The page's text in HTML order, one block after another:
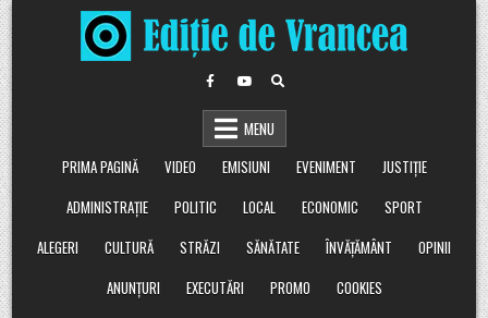
Skip
to
content
MENU
PRIMA PAGINĂ
VIDEO EMISIUNI EVENIMENT
JUSTIȚIE
ADMINISTRAȚIE
POLITIC LOCAL ECONOMIC
SPORT
ALEGERI
CULTURĂ STRĂZI SĂNĂTATE ÎNVĂȚĂMÂNT
OPINII
ANUNȚURI
EXECUTĂRI PROMO COOKIES